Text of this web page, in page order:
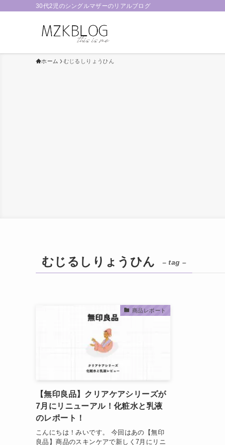
30代2児のシングルマザーのリアルブログ
ホーム むじるしりょうひん
むじるしりょうひん – tag –
商品レポート
【無印良品】クリアケアシリーズが
7月にリニューアル！化粧水と乳液
のレポート！
こんにちは！みいです。 今回はあの【無印
良品】商品のスキンケアで新しく7月にリニ